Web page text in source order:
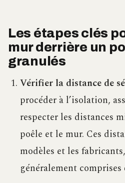
Les étapes clés
mur derrière un
granulés
Vérifier la distance de
procéder à l’isolation,
respecter les distances
poêle et le mur. Ces
modèles et les
généralement comprises